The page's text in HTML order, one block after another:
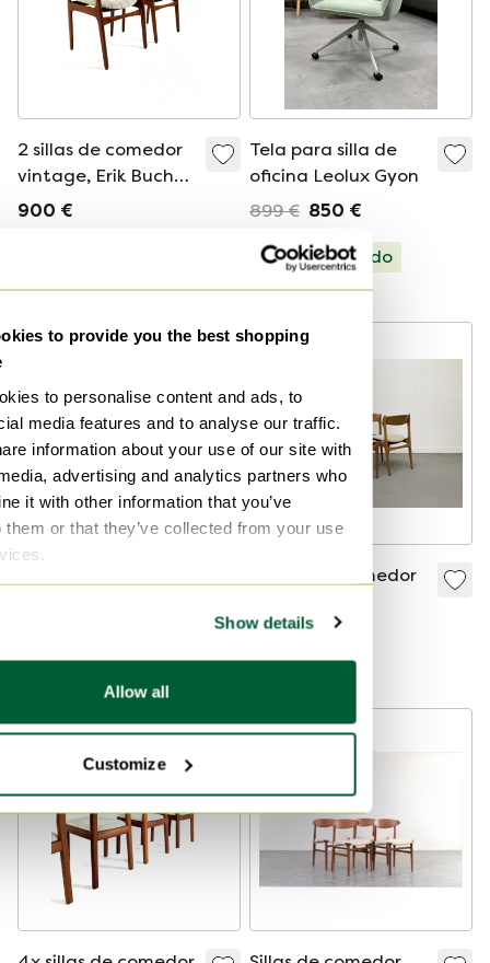
to provide you the best shopping
to personalise content and ads, to
media features and to analyse our traffic.
information about your use of our site with
advertising and analytics partners who
it with other information that you’ve
them or that they’ve collected from your use
Show details
Allow all
Customize
2 sillas de comedor
vintage, Erik Buch
'70
900 €
Tela para silla de
oficina Leolux Gyon
899 € 850 €
Seleccionado
Oferta de 788 €
4 sillas de comedor
1845 €